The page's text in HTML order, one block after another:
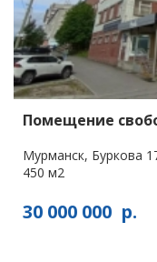
Помещение
Мурманск, Буркова
450 м2
30 000 000 р.